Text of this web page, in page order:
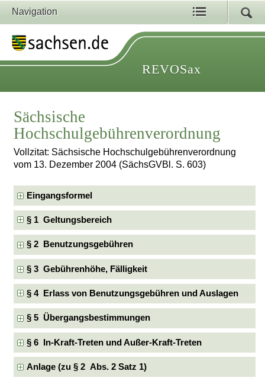
Navigation
REVOSax
Sächsische
Hochschulgebührenverordnung
Vollzitat: Sächsische Hochschulgebührenverordnung
vom 13. Dezember 2004 (SächsGVBl. S. 603)
Eingangsformel
§ 1 Geltungsbereich
§ 2 Benutzungsgebühren
§ 3 Gebührenhöhe, Fälligkeit
§ 4 Erlass von Benutzungsgebühren und Auslagen
§ 5 Übergangsbestimmungen
§ 6 In-Kraft-Treten und Außer-Kraft-Treten
Anlage (zu § 2 Abs. 2 Satz 1)